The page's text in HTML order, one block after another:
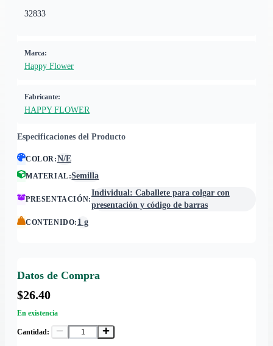
32833
Marca:
Happy Flower
Fabricante:
HAPPY FLOWER
Especificaciones del Producto
COLOR:N/E
MATERIAL:Semilla
PRESENTACIÓN:
Individual: Caballete para colgar con
presentación y código de barras
CONTENIDO: 1 g
Datos de Compra
$26.40
En existencia
Cantidad: